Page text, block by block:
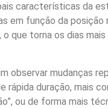
características da
em função da posição
que torna os dias
observar mudanças
rápida duração, mais
ou de forma mais